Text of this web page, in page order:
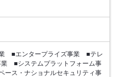
■エンタープライズ事業 ■テレ
業 ■システムプラットフォーム事
ス・ナショナルセキュリティ事